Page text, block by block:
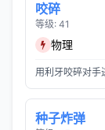
咬碎
等级: 41
物理
用利牙咬碎对手
种子炸弹